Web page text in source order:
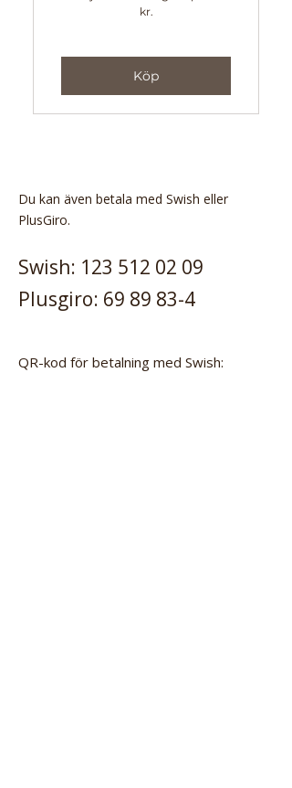
kr.
Köp
Du kan även betala med Swish eller
PlusGiro.
Swish: 123 512 02 09
Plusgiro: 69 89 83-4
QR-kod för betalning med Swish: